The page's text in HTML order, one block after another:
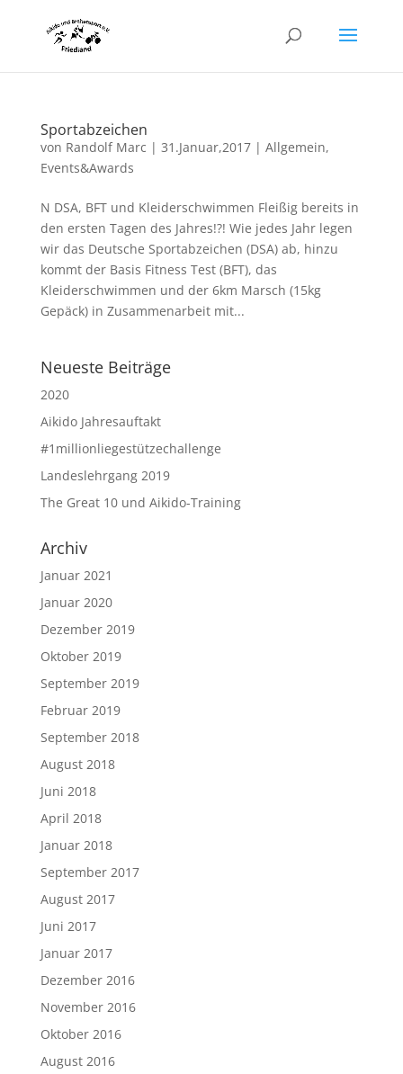
Sportabzeichen
von Randolf Marc | 31.Januar,2017| Allgemein,
Events&Awards
N DSA, BFT und Kleiderschwimmen Fleißig bereits in
den ersten Tagen des Jahres!?! Wie jedes Jahr legen
wir das Deutsche Sportabzeichen (DSA) ab, hinzu
kommt der Basis Fitness Test (BFT), das
Kleiderschwimmen und der 6km Marsch (15kg
Gepäck) in Zusammenarbeit mit...
Neueste Beiträge
2020
Aikido Jahresauftakt
#1millionliegestützechallenge
Landeslehrgang 2019
The Great 10 und Aikido-Training
Archiv
Januar 2021
Januar 2020
Dezember 2019
Oktober 2019
September 2019
Februar 2019
September 2018
August 2018
Juni 2018
April 2018
Januar 2018
September 2017
August 2017
Juni 2017
Januar 2017
Dezember 2016
November 2016
Oktober 2016
August 2016